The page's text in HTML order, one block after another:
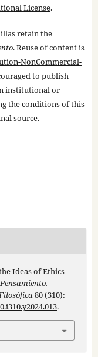
License.
retain the
. Reuse of content is
NonCommercial-
to publish
institutional or
the conditions of this
source.
Ideas of Ethics
Pensamiento.
80 (310):
.